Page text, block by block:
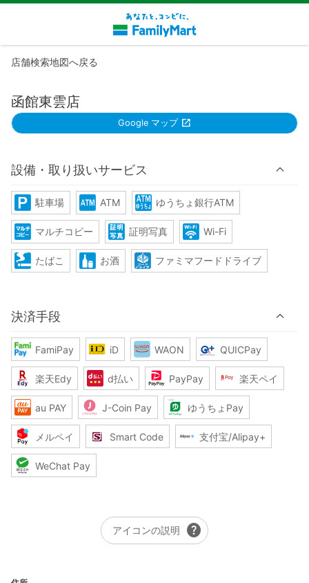
店舗検索地図へ戻る
函館東雲店
Google マップ
設備・取り扱いサービス
駐車場 ATM ゆうちょ銀行ATM
マルチコピー 証明写真 Wi-Fi
たばこ お酒 ファミマフードドライブ
決済手段
FamiPay iD WAON QUICPay
楽天Edy d払い PayPay 楽天ペイ
au PAY J-Coin Pay ゆうちょPay
メルペイ Smart Code 支付宝/Alipay+
WeChat Pay
アイコンの説明 help